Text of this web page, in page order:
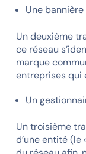
Une
Un deuxième
ce réseau
marque
entreprises qui
Un
Un troisième
d’une entité (le